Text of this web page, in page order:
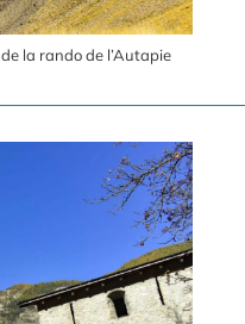
la rando de l’Autapie